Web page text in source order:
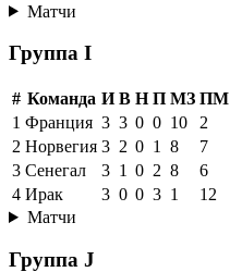
Матчи
Группа I
# Команда И В Н П МЗ ПМ
1 Франция 3 3 0 0 10 2
2 Норвегия 3 2 0 1 8 7
3 Сенегал 3 1 0 2 8 6
4 Ирак 3 0 0 3 1 12
Матчи
Группа J